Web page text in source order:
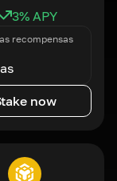
3% APY
recompensas
now